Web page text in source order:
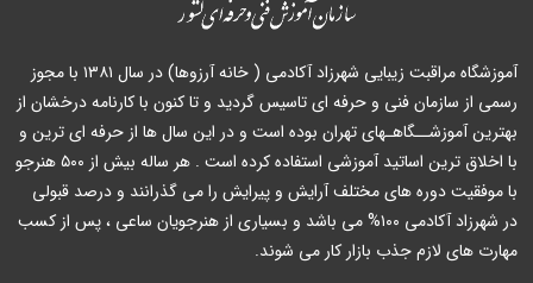
آموزشگاه مراقبت زیبایی شهرزاد آکادمی ( خانه آرزوها) در سال ۱۳۸۱ با مجوز
رسمی از سازمان فنی و حرفه ای تاسیس گردید و تا کنون با کارنامه درخشان از
بهترین آموزشــگاهـهای تهران بوده است و در این سال ها از حرفه ای ترین و
با اخلاق ترین اساتید آموزشی استفاده کرده است . هر ساله بیش از ۵۰۰ هنرجو
با موفقیت دوره های مختلف آرایش و پیرایش را می گذرانند و درصد قبولی
در شهرزاد آکادمی ۱۰۰% می باشد و بسیاری از هنرجویان ساعی ، پس از کسب
مهارت های لازم جذب بازار کار می شوند.